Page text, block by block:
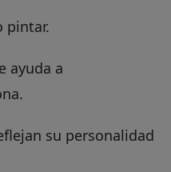
pintar.
ayuda a
su personalidad